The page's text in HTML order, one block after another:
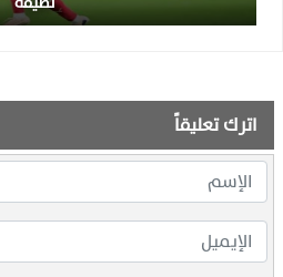
اترك تعليقاً